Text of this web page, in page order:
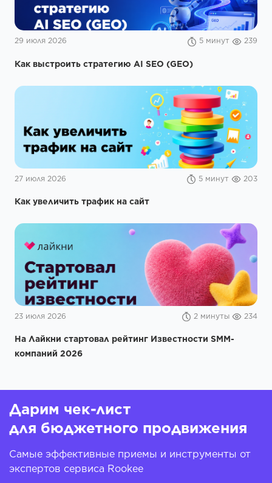
29 июля 2026 5 минут 239
Как выстроить стратегию AI SEO (GEO)
27 июля 2026 5 минут 203
Как увеличить трафик на сайт
23 июля 2026 2 минуты 234
На Лайкни стартовал рейтинг Известности SMM-
компаний 2026
Дарим чек-лист
для бюджетного продвижения
Самые эффективные приемы и инструменты от
экспертов сервиса Rookee